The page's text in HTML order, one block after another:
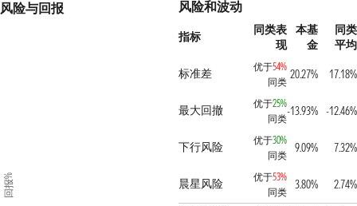
风险与回报
回报%
风险和波动
指标
同类表
现
本基
金
同类
平均
标准差
优于54%
同类
20.27% 17.18%
最大回撤 优于25%
同类
-13.93% -12.46%
下行风险 优于30%
同类
9.09% 7.32%
晨星风险 优于53%
同类
3.80% 2.74%